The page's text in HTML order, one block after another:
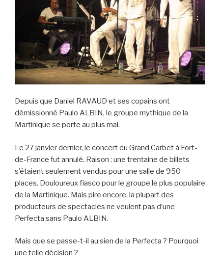
l
y
Depuis que Daniel RAVAUD et ses copains ont
démissionné Paulo ALBIN, le groupe mythique de la
Martinique se porte au plus mal.
Le 27 janvier dernier, le concert du Grand Carbet à Fort-
de-France fut annulé. Raison : une trentaine de billets
s’étaient seulement vendus pour une salle de 950
places. Douloureux fiasco pour le groupe le plus populaire
de la Martinique. Mais pire encore, la plupart des
producteurs de spectacles ne veulent pas d’une
Perfecta sans Paulo ALBIN.
Mais que se passe-t-il au sien de la Perfecta ? Pourquoi
une telle décision ?